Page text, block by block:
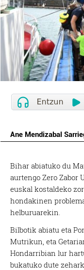
Ane Mendizabal
Bihar abiatuko du
aurtengo Zero Zabor
euskal kostaldeko
hondakinen
helburuarekin.
Bilbotik abiatu eta
Mutrikun, eta
Hondarribian lur
bukatuko dute